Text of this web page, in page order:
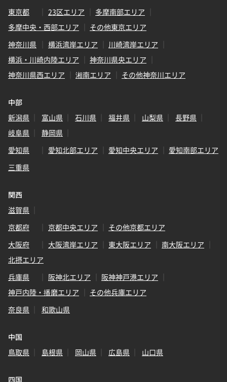
東京都
23区エリア
多摩南部エリア
多摩中央・西部エリア
その他東京エリア
神奈川県
横浜湾岸エリア
川崎湾岸エリア
横浜・川崎内陸エリア
神奈川県央エリア
神奈川県西エリア
湘南エリア その他神奈川エリア
中部
新潟県
富山県 石川県 福井県 山梨県
長野県
岐阜県
静岡県
愛知県
愛知北部エリア 愛知中央エリア
愛知南部エリア
三重県
関西
滋賀県
京都府
京都中央エリア
その他京都エリア
大阪府
大阪湾岸エリア 東大阪エリア
南大阪エリア
北摂エリア
兵庫県
阪神北エリア
阪神神戸港エリア
神戸内陸・播磨エリア
その他兵庫エリア
奈良県
和歌山県
中国
鳥取県
島根県 岡山県 広島県 山口県
四国